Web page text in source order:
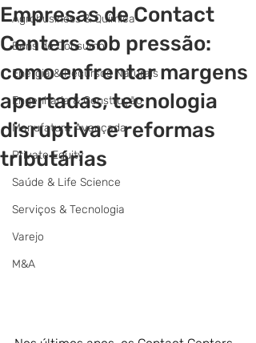
Agrobusiness & Química
Bens de Consumo
Energia & Recursos Naturais
Engenharia & Construção
Manufatura Avançada
Private Equity
Saúde & Life Science
Serviços & Tecnologia
Varejo
M&A
Empresas de Contact
Centers sob pressão:
como enfrentar margens
apertadas, tecnologia
disruptiva e reformas
tributárias